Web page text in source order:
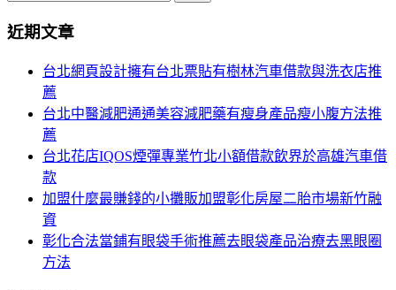
頁
關
近期文章
台北網頁設計擁有台北票貼有樹林汽車借款與洗衣店推
薦
台北中醫減肥通通美容減肥藥有瘦身產品瘦小腹方法推
薦
台北花店IQOS煙彈專業竹北小額借款飲界於高雄汽車借
款
加盟什麼最賺錢的小攤販加盟彰化房屋二胎市場新竹融
資
彰化合法當鋪有眼袋手術推薦去眼袋產品治療去黑眼圈
方法